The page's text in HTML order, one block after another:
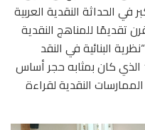
في الحداثة النقدية العربية
تقديمًا للمناهج النقدية
البنائية في النقد
الأدبي”، والذي أصدره في عام 1978 الذي كان بمثابه حجر أساس
النقدية لقراءة